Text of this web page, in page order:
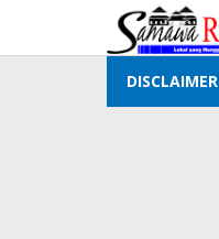
konten
DISCLAIMER